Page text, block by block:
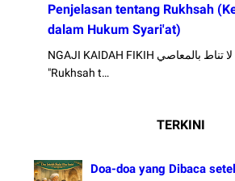
Penjelasan tentang Rukhsah
dalam Hukum Syari'at)
NGAJI KAIDAH FIKIH الرخص لا تناط بالمعاصي
"Rukhsah t…
TERKINI
Doa-doa yang Dibaca